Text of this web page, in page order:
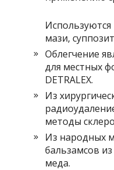
мази,
Облегчение
для местных
DETRALEX.
Из
методы
Из народных
бальзамсов
меда.